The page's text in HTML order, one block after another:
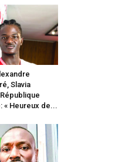
Slavia
« Heureux de...